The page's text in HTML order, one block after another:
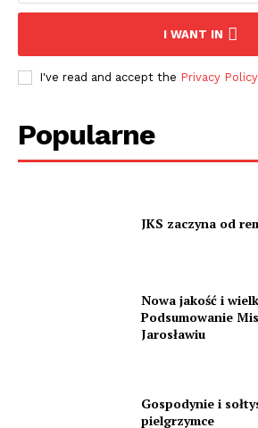
I WANT IN
I've read and accept the Privacy Policy
Popularne
JKS zaczyna od
Nowa jakość i
Podsumowanie
Jarosławiu
Gospodynie i
pielgrzymce